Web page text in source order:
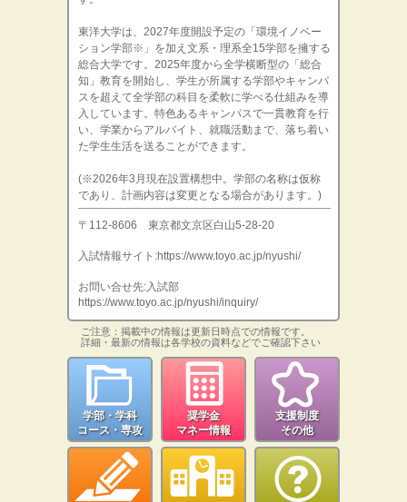
東洋大学は、2027年度開設予定の「環境イノベー
ション学部※」を加え文系・理系全15学部を擁する
総合大学です。2025年度から全学横断型の「総合
知」教育を開始し、学生が所属する学部やキャンパ
スを超えて全学部の科目を柔軟に学べる仕組みを導
入しています。特色あるキャンパスで一貫教育を行
い、学業からアルバイト、就職活動まで、落ち着い
た学生生活を送ることができます。
(※2026年3月現在設置構想中。学部の名称は仮称
であり、計画内容は変更となる場合があります。)
〒112-8606 東京都文京区白山5-28-20
入試情報サイト:https://www.toyo.ac.jp/nyushi/
お問い合せ先:入試部
https://www.toyo.ac.jp/nyushi/inquiry/
ご注意：掲載中の情報は更新日時点での情報です。
詳細・最新の情報は各学校の資料などでご確認下さい
学部・学科
コース・専攻
奨学金
マネー情報
支援制度
その他